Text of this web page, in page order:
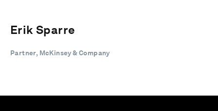
Erik Sparre
Partner, McKinsey & Company